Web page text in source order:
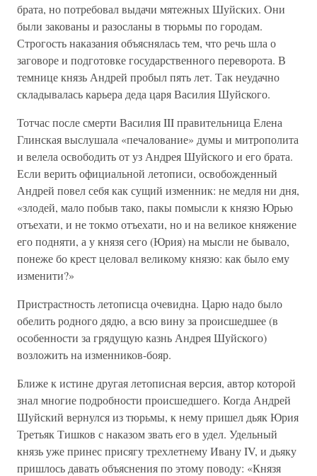
брата, но потребовал выдачи мятежных Шуйских. Они
были закованы и разосланы в тюрьмы по городам.
Строгость наказания объяснялась тем, что речь шла о
заговоре и подготовке государственного переворота. В
темнице князь Андрей пробыл пять лет. Так неудачно
складывалась карьера деда царя Василия Шуйского.
Тотчас после смерти Василия III правительница Елена
Глинская выслушала «печалование» думы и митрополита
и велела освободить от уз Андрея Шуйского и его брата.
Если верить официальной летописи, освобожденный
Андрей повел себя как сущий изменник: не медля ни дня,
«злодей, мало побыв тако, пакы помысли к князю Юрью
отъехати, и не токмо отъехати, но и на великое княжение
его подняти, а у князя сего (Юрия) на мысли не бывало,
понеже бо крест целовал великому князю: как было ему
изменити?»
Пристрастность летописца очевидна. Царю надо было
обелить родного дядю, а всю вину за происшедшее (в
особенности за грядущую казнь Андрея Шуйского)
возложить на изменников-бояр.
Ближе к истине другая летописная версия, автор которой
знал многие подробности происшедшего. Когда Андрей
Шуйский вернулся из тюрьмы, к нему пришел дьяк Юрия
Третьяк Тишков с наказом звать его в удел. Удельный
князь уже принес присягу трехлетнему Ивану IV, и дьяку
пришлось давать объяснения по этому поводу: «Князя